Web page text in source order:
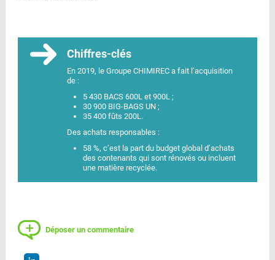
Chiffres-clés
En 2019, le Groupe CHIMIREC a fait l’acquisition
de :
5 430 BACS 600L et 900L ;
30 900 BIG-BAGS UN ;
35 400 fûts 200L.
Des achats responsables :
58 %, c’est la part du budget global d’achats
des contenants qui sont rénovés ou incluent
une matière recyclée.
Déposer un commentaire